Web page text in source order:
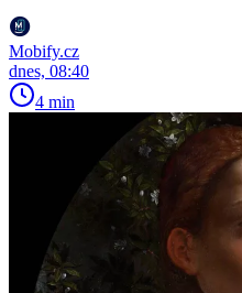
Mobify.cz
dnes, 08:40
4 min